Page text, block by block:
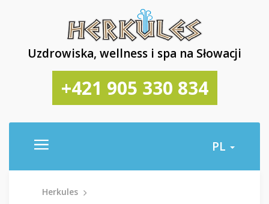
Uzdrowiska, wellness i spa na Słowacji
+421 905 330 834
PL
Herkules